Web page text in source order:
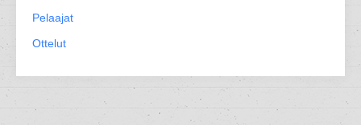
Pelaajat
Ottelut